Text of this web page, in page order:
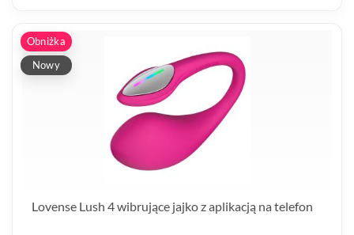
Obniżka
Nowy
Lovense Lush 4 wibrujące jajko z aplikacją na telefon